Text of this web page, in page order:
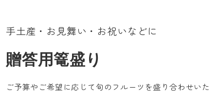
手土産・お見舞い・お祝いなどに
贈答用篭盛り
ご予算やご希望に応じて旬のフルーツを盛り合わせいた